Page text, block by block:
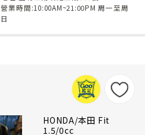
營業時間:10:00AM~21:00PM 周一至周
日
HONDA/本田 Fit
1.5/0cc